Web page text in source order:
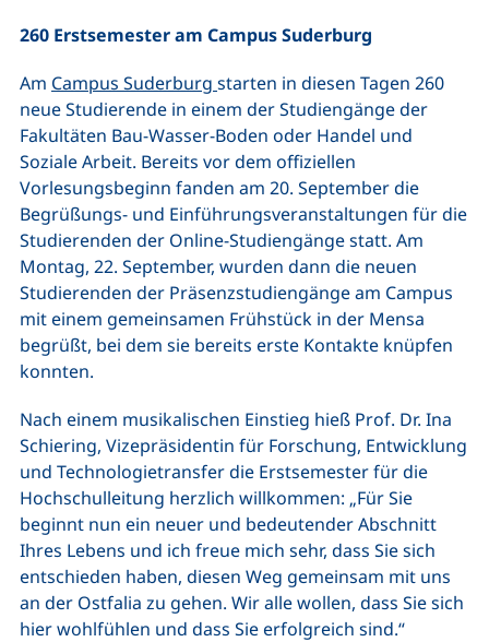
260 Erstsemester am Campus Suderburg
Am Campus Suderburg starten in diesen Tagen 260
neue Studierende in einem der Studiengänge der
Fakultäten Bau-Wasser-Boden oder Handel und
Soziale Arbeit. Bereits vor dem offiziellen
Vorlesungsbeginn fanden am 20. September die
Begrüßungs- und Einführungsveranstaltungen für die
Studierenden der Online-Studiengänge statt. Am
Montag, 22. September, wurden dann die neuen
Studierenden der Präsenzstudiengänge am Campus
mit einem gemeinsamen Frühstück in der Mensa
begrüßt, bei dem sie bereits erste Kontakte knüpfen
konnten.
Nach einem musikalischen Einstieg hieß Prof. Dr. Ina
Schiering, Vizepräsidentin für Forschung, Entwicklung
und Technologietransfer die Erstsemester für die
Hochschulleitung herzlich willkommen: „Für Sie
beginnt nun ein neuer und bedeutender Abschnitt
Ihres Lebens und ich freue mich sehr, dass Sie sich
entschieden haben, diesen Weg gemeinsam mit uns
an der Ostfalia zu gehen. Wir alle wollen, dass Sie sich
hier wohlfühlen und dass Sie erfolgreich sind.“